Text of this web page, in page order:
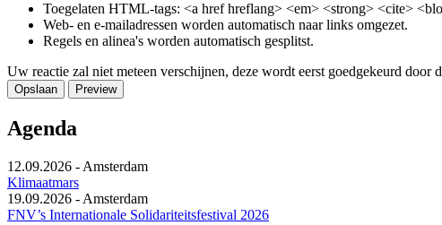
Toegelaten HTML-tags: <a href hreflang> <em> <strong> <cite>
Web- en e-mailadressen worden automatisch naar links omgezet.
Regels en alinea's worden automatisch gesplitst.
Uw reactie zal niet meteen verschijnen, deze wordt eerst goedgekeurd door
Agenda
12.09.2026 - Amsterdam
Klimaatmars
19.09.2026 - Amsterdam
FNV’s Internationale Solidariteitsfestival 2026